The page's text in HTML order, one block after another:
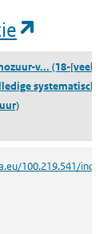
v... (18-[veelv.
systematische
100.219.541/